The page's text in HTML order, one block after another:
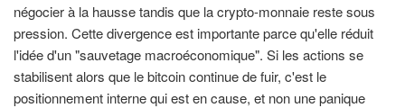
négocier à la hausse tandis que la crypto-monnaie reste sous
pression. Cette divergence est importante parce qu'elle réduit
l'idée d'un "sauvetage macroéconomique". Si les actions se
stabilisent alors que le bitcoin continue de fuir, c'est le
positionnement interne qui est en cause, et non une panique